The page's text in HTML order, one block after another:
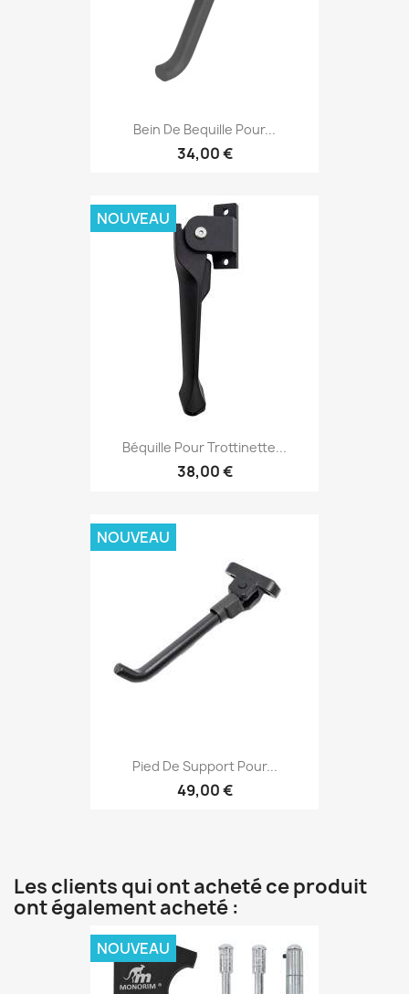
Bein De Bequille Pour...
34,00 €
Béquille Pour Trottinette...
38,00 €
NOUVEAU
Pied De Support Pour...
49,00 €
NOUVEAU
Les clients qui ont acheté ce produit
ont également acheté :
NOUVEAU